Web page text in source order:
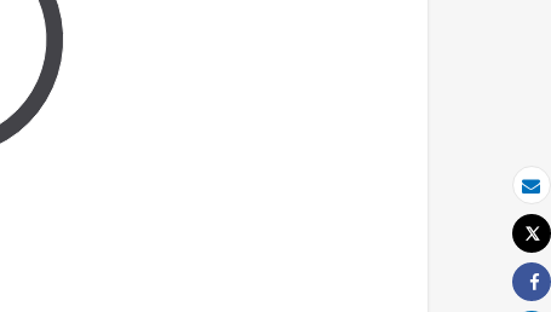
بريد الكتروني
طباعة
Tweet
Share